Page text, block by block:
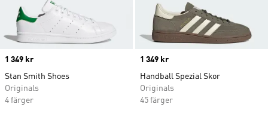
Price
1 349 kr
Stan Smith Shoes
Originals
4 färger
Price
1 349 kr
Handball Spezial Skor
Originals
45 färger